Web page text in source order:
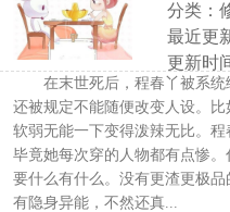
分类：
最近更
更新时
在末世死后，程春丫被系
还被规定不能随便改变人设。
软弱无能一下变得泼辣无比。程
毕竟她每次穿的人物都有点惨
要什么有什么。没有更渣更极
有隐身异能，不然还真...